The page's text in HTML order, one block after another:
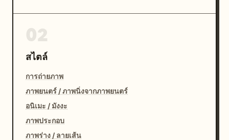
สไตล์
การถ่ายภาพ
ภาพยนตร์ / ภาพนิ่งจากภาพยนตร์
อนิเมะ / มังงะ
ภาพประกอบ
ภาพร่าง / ลายเส้น